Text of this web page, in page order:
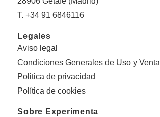
T. +34 91 6846116
Legales
Aviso legal
Condiciones Generales de Uso y Venta
Politica de privacidad
Política de cookies
Sobre Experimenta